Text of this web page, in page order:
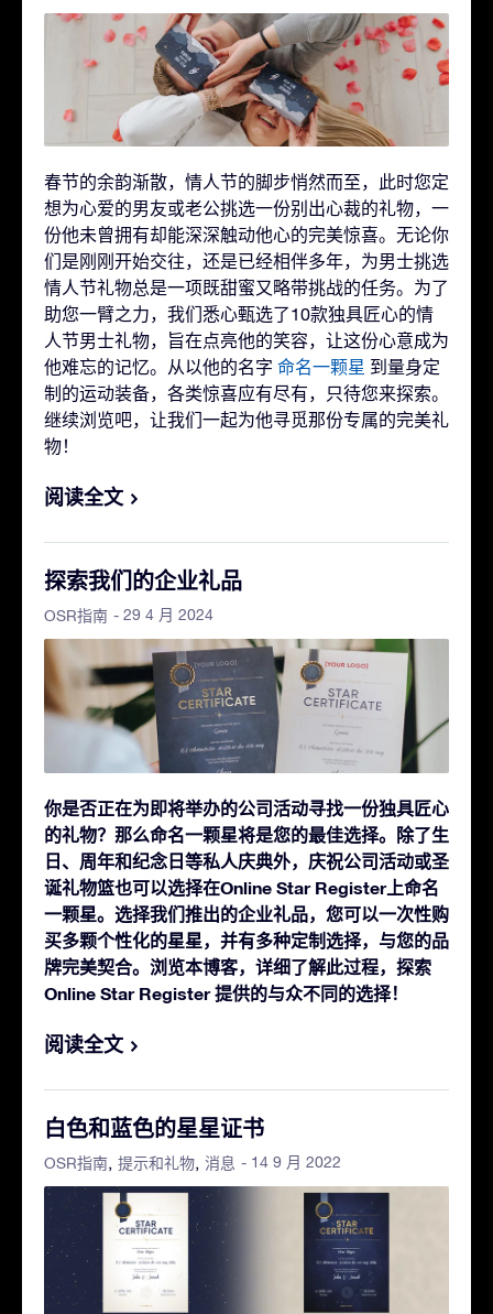
春节的余韵渐散，情人节的脚步悄然而至，此时您定
想为心爱的男友或老公挑选一份别出心裁的礼物，一
份他未曾拥有却能深深触动他心的完美惊喜。无论你
们是刚刚开始交往，还是已经相伴多年，为男士挑选
情人节礼物总是一项既甜蜜又略带挑战的任务。为了
助您一臂之力，我们悉心甄选了10款独具匠心的情
人节男士礼物，旨在点亮他的笑容，让这份心意成为
他难忘的记忆。从以他的名字 命名一颗星 到量身定
制的运动装备，各类惊喜应有尽有，只待您来探索。
继续浏览吧，让我们一起为他寻觅那份专属的完美礼
物！
阅读全文
探索我们的企业礼品
OSR指南 - 29 4 月 2024
你是否正在为即将举办的公司活动寻找一份独具匠心
的礼物？那么命名一颗星将是您的最佳选择。除了生
日、周年和纪念日等私人庆典外，庆祝公司活动或圣
诞礼物篮也可以选择在Online Star Register上命名
一颗星。选择我们推出的企业礼品，您可以一次性购
买多颗个性化的星星，并有多种定制选择，与您的品
牌完美契合。浏览本博客，详细了解此过程，探索
Online Star Register 提供的与众不同的选择！
阅读全文
白色和蓝色的星星证书
OSR指南 提示和礼物 消息 - 14 9 月 2022